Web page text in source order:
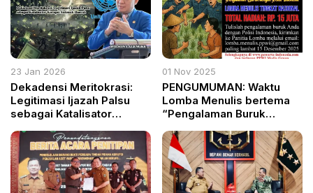
23 Jan 2026
Dekadensi Meritokrasi:
Legitimasi Ijazah Palsu
sebagai Katalisator
01 Nov 2025
PENGUMUMAN: Waktu
Lomba Menulis bertema
“Pengalaman Buruk
Diperpanjang Hingga 15
Desember 2025